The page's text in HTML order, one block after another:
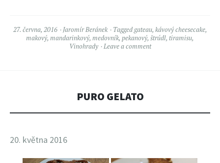
27. června, 2016 Jaromír Beránek Taggedgateau, kávový cheesecake,
makový, mandarinkový, medovník, pekanový, štrúdl, tiramisu,
Vinohrady
Leave a comment
PURO GELATO
20. května 2016